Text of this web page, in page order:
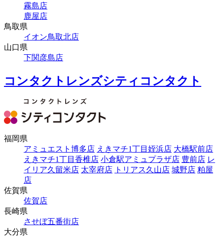
霧島店
鹿屋店
鳥取県
イオン鳥取北店
山口県
下関彦島店
コンタクトレンズシティコンタクト
福岡県
アミュエスト博多店 えきマチ1丁目姪浜店 大橋駅前店
えきマチ1丁目香椎店 小倉駅アミュプラザ店 豊前店 レ
イリア久留米店 太宰府店 トリアス久山店 城野店 粕屋
店
佐賀県
佐賀店
長崎県
させぼ五番街店
大分県